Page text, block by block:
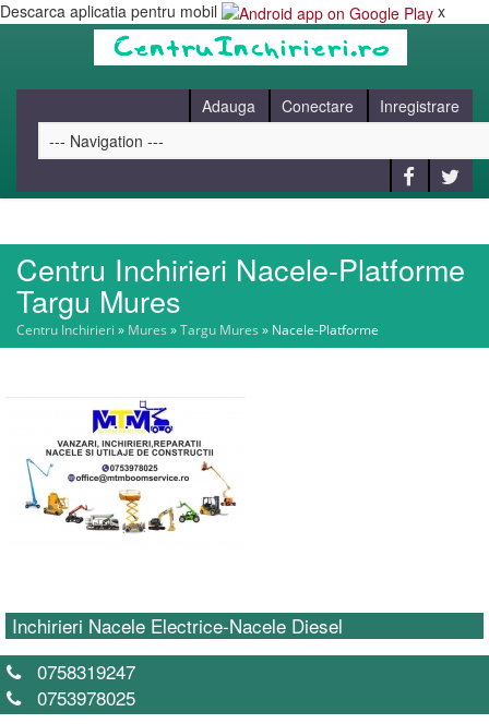
Descarca aplicatia pentru mobil x
Adauga Conectare Inregistrare
HOME
CAUT
CONTACT
Centru Inchirieri Nacele-Platforme
Targu Mures
Centru Inchirieri » Mures »Targu Mures » Nacele-Platforme
Inchirieri Nacele Electrice-Nacele Diesel
0758319247
0753978025